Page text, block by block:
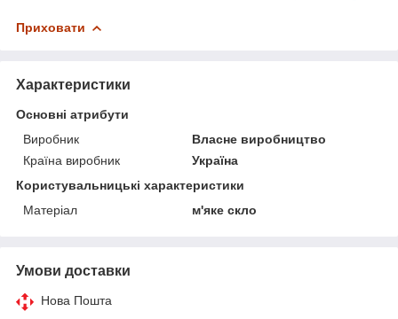
Приховати
Характеристики
Основні атрибути
Виробник
Власне виробництво
Країна виробник
Україна
Користувальницькі характеристики
Матеріал
м'яке скло
Умови доставки
Нова Пошта